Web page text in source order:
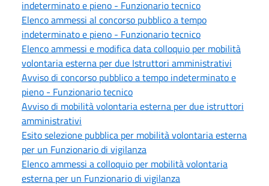
indeterminato e pieno - Funzionario tecnico
Elenco ammessi al concorso pubblico a tempo
indeterminato e pieno - Funzionario tecnico
Elenco ammessi e modifica data colloquio per mobilità
volontaria esterna per due Istruttori amministrativi
Avviso di concorso pubblico a tempo indeterminato e
pieno - Funzionario tecnico
Avviso di mobilità volontaria esterna per due istruttori
amministrativi
Esito selezione pubblica per mobilità volontaria esterna
per un Funzionario di vigilanza
Elenco ammessi a colloquio per mobilità volontaria
esterna per un Funzionario di vigilanza